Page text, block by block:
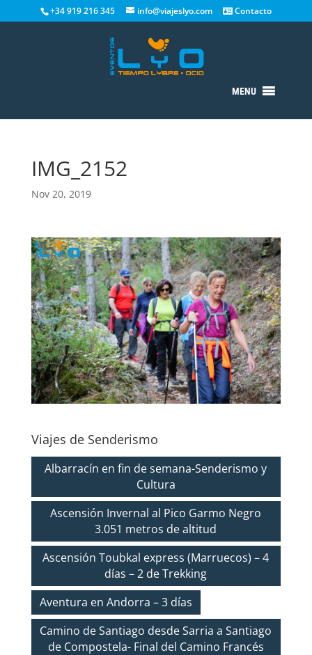
+34 919 216 345 info@viajeslyo.com Contacto
MENU
IMG_2152
Nov 20, 2019
Viajes de Senderismo
Albarracín en fin de semana-Senderismo y
Cultura
Ascensión Invernal al Pico Garmo Negro
3.051 metros de altitud
Ascensión Toubkal express (Marruecos) – 4
días – 2 de Trekking
Aventura en Andorra – 3 días
Camino de Santiago desde Sarria a Santiago
de Compostela- Final del Camino Francés